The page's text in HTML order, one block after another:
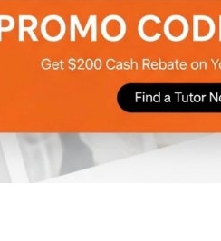
影視評論】 《940920
演：劉俊謙…
更多